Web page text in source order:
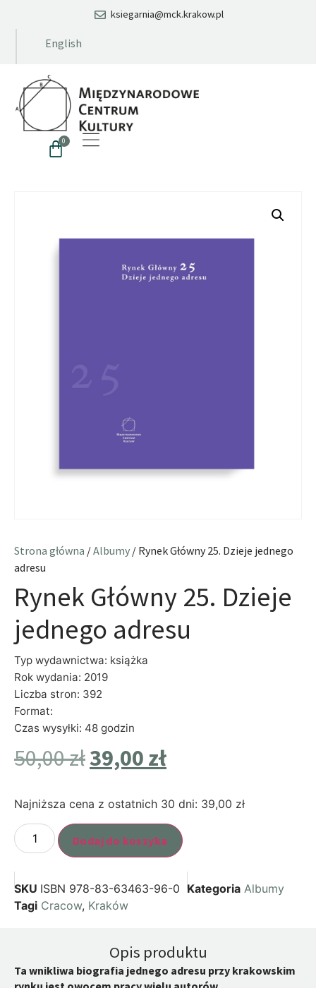
ksiegarnia@mck.krakow.pl
English
0
Strona główna /Albumy / Rynek Główny 25. Dzieje jednego
adresu
Rynek Główny 25. Dzieje
jednego adresu
Typ wydawnictwa: książka
Rok wydania: 2019
Liczba stron: 392
Format:
Czas wysyłki: 48 godzin
50,00zł39,00 zł
Najniższa cena z ostatnich 30 dni: 39,00 zł
Dodaj do koszyka
SKU ISBN 978-83-63463-96-0 Kategoria Albumy
Tagi Cracow, Kraków
Opis produktu
Ta wnikliwa biografia jednego adresu przy krakowskim